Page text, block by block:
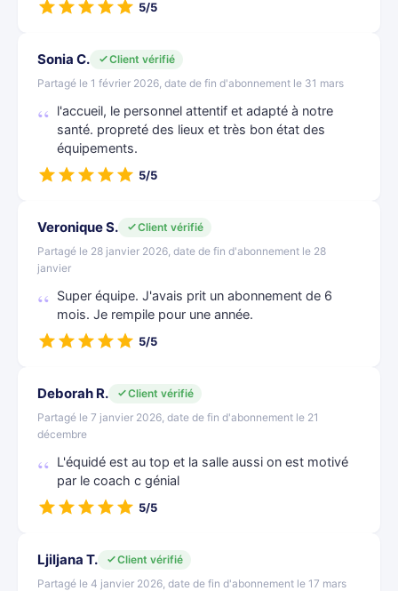
5/5
Sonia C.
Client vérifié
Partagé le 1 février 2026, date de fin d'abonnement le 31 mars
l'accueil, le personnel attentif et adapté à notre
santé. propreté des lieux et très bon état des
équipements.
5/5
Veronique S.
Client vérifié
Partagé le 28 janvier 2026, date de fin d'abonnement le 28
janvier
Super équipe. J'avais prit un abonnement de 6
mois. Je rempile pour une année.
5/5
Deborah R.
Client vérifié
Partagé le 7 janvier 2026, date de fin d'abonnement le 21
décembre
L'équidé est au top et la salle aussi on est motivé
par le coach c génial
5/5
Ljiljana T.
Client vérifié
Partagé le 4 janvier 2026, date de fin d'abonnement le 17 mars